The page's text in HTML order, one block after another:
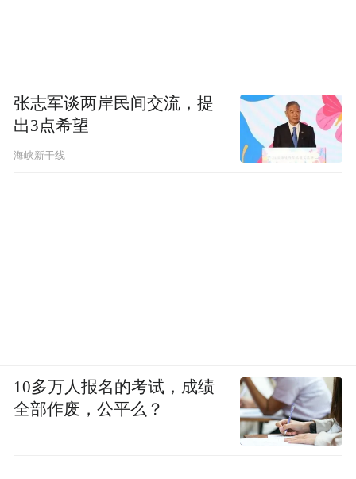
张志军谈两岸民间交流，提
出3点希望
海峡新干线
10多万人报名的考试，成绩
全部作废，公平么？